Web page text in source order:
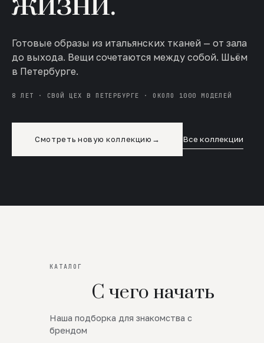
Готовые образы из итальянских тканей — от зала
до выхода. Вещи сочетаются между собой. Шьём
в Петербурге.
8 ЛЕТ · СВОЙ ЦЕХ В ПЕТЕРБУРГЕ · ОКОЛО 1000 МОДЕЛЕЙ
Смотреть новую коллекцию → Все коллекции
КАТАЛОГ
С чего начать
Наша подборка для знакомства с
брендом
Новинки
SALE